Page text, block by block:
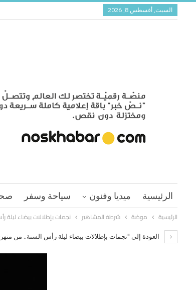
السبت, أغسطس 8, 2026
الرئيسية ميديا وفنون سياحة وسفر
الرئيسية
موضة شرطة المشاهير نجمات بإطلالات بيضاء
العودة إلى "نجمات بإطلالات بيضاء ليلة رأس السنة.. من